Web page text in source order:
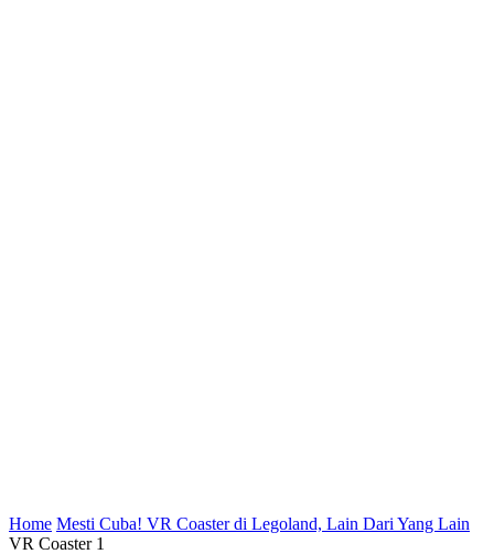
Home Mesti Cuba! VR Coaster di Legoland, Lain Dari Yang Lain
VR Coaster 1